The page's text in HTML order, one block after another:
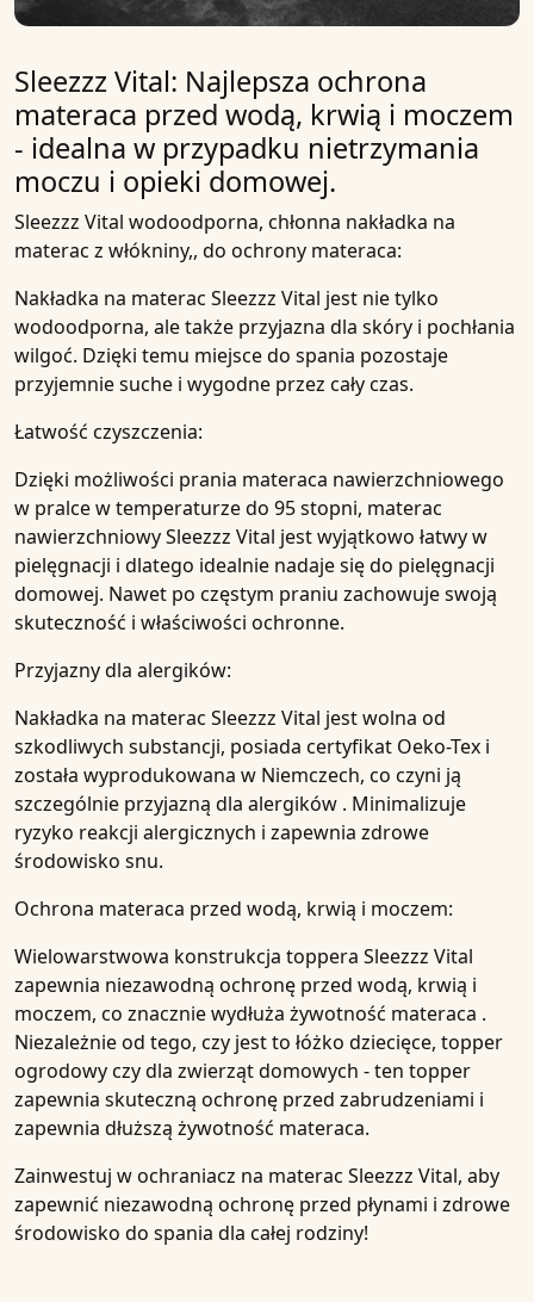
Sleezzz Vital: Najlepsza ochrona
materaca przed wodą, krwią i moczem
- idealna w przypadku nietrzymania
moczu i opieki domowej.
Sleezzz Vital wodoodporna, chłonna nakładka na
materac z włókniny,, do ochrony materaca:
Nakładka na materac Sleezzz Vital jest nie tylko
wodoodporna, ale także przyjazna dla skóry i pochłania
wilgoć. Dzięki temu miejsce do spania pozostaje
przyjemnie suche i wygodne przez cały czas.
Łatwość czyszczenia:
Dzięki możliwości prania materaca nawierzchniowego
w pralce w temperaturze do 95 stopni, materac
nawierzchniowySleezzz Vital jest wyjątkowo łatwy w
pielęgnacji i dlatego idealnie nadaje się do pielęgnacji
domowej. Nawet po częstym praniu zachowuje swoją
skuteczność i właściwości ochronne.
Przyjazny dla alergików:
Nakładka na materac Sleezzz Vital jest wolna od
szkodliwych substancji, posiada certyfikat Oeko-Tex i
została wyprodukowana w Niemczech, co czyni ją
szczególnie przyjazną dla alergików . Minimalizuje
ryzyko reakcji alergicznych i zapewnia zdrowe
środowisko snu.
Ochrona materaca przed wodą, krwią i moczem:
Wielowarstwowa konstrukcja toppera Sleezzz Vital
zapewnia niezawodną ochronę przed wodą, krwią i
moczem, co znacznie wydłuża żywotność materaca .
Niezależnie od tego, czy jest to łóżko dziecięce, topper
ogrodowyczy dla zwierzątdomowych - ten topper
zapewnia skuteczną ochronę przed zabrudzeniami i
zapewnia dłuższą żywotność materaca.
Zainwestuj wochraniacz na materac Sleezzz Vital, aby
zapewnić niezawodną ochronę przed płynami i zdrowe
środowisko do spania dla całej rodziny!